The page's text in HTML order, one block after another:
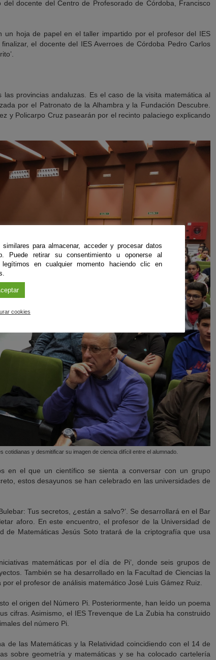
docente del Centro de Profesorado de Córdoba, Francisco
un hoja de papel en el taller impartido por el profesor del IES
el docente del IES Averroes de Córdoba Pedro Carlos
provincias andaluzas. Es el caso de la visita matemática al
por el Patronato de la Alhambra y la Fundación Descubre.
y Policarpo Cruz pasearán por el recinto palaciego explicando
y desmitificar su imagen de ciencia difícil entre el alumnado.
en el que un científico se sienta a conversar con un grupo
estos desayunos se han celebrado en las universidades de
Tus secretos, ¿están a salvo?’. Se desarrollará en el Bar
aforo. En este encuentro, el profesor de la Universidad de
Matemáticas Jesús Soto tratará de la criptografía que usa
matemáticas por el día de Pi’, donde seis grupos de
También se ha desarrollado en la Facultad de Ciencias la
el profesor de análisis matemático José Luis Gámez Ruiz.
el origen del Número Pi. Posteriormente, han leído un poema
cifras. Asimismo, el IES Trevenque de La Zubia ha construido
del número Pi.
de las Matemáticas y la Relatividad coincidiendo con el 14 de
sobre geometría y matemáticas y se ha colocado cartelería
para almacenar, acceder y procesar datos
retirar su consentimiento u oponerse al
en cualquier momento haciendo clic en
cookies